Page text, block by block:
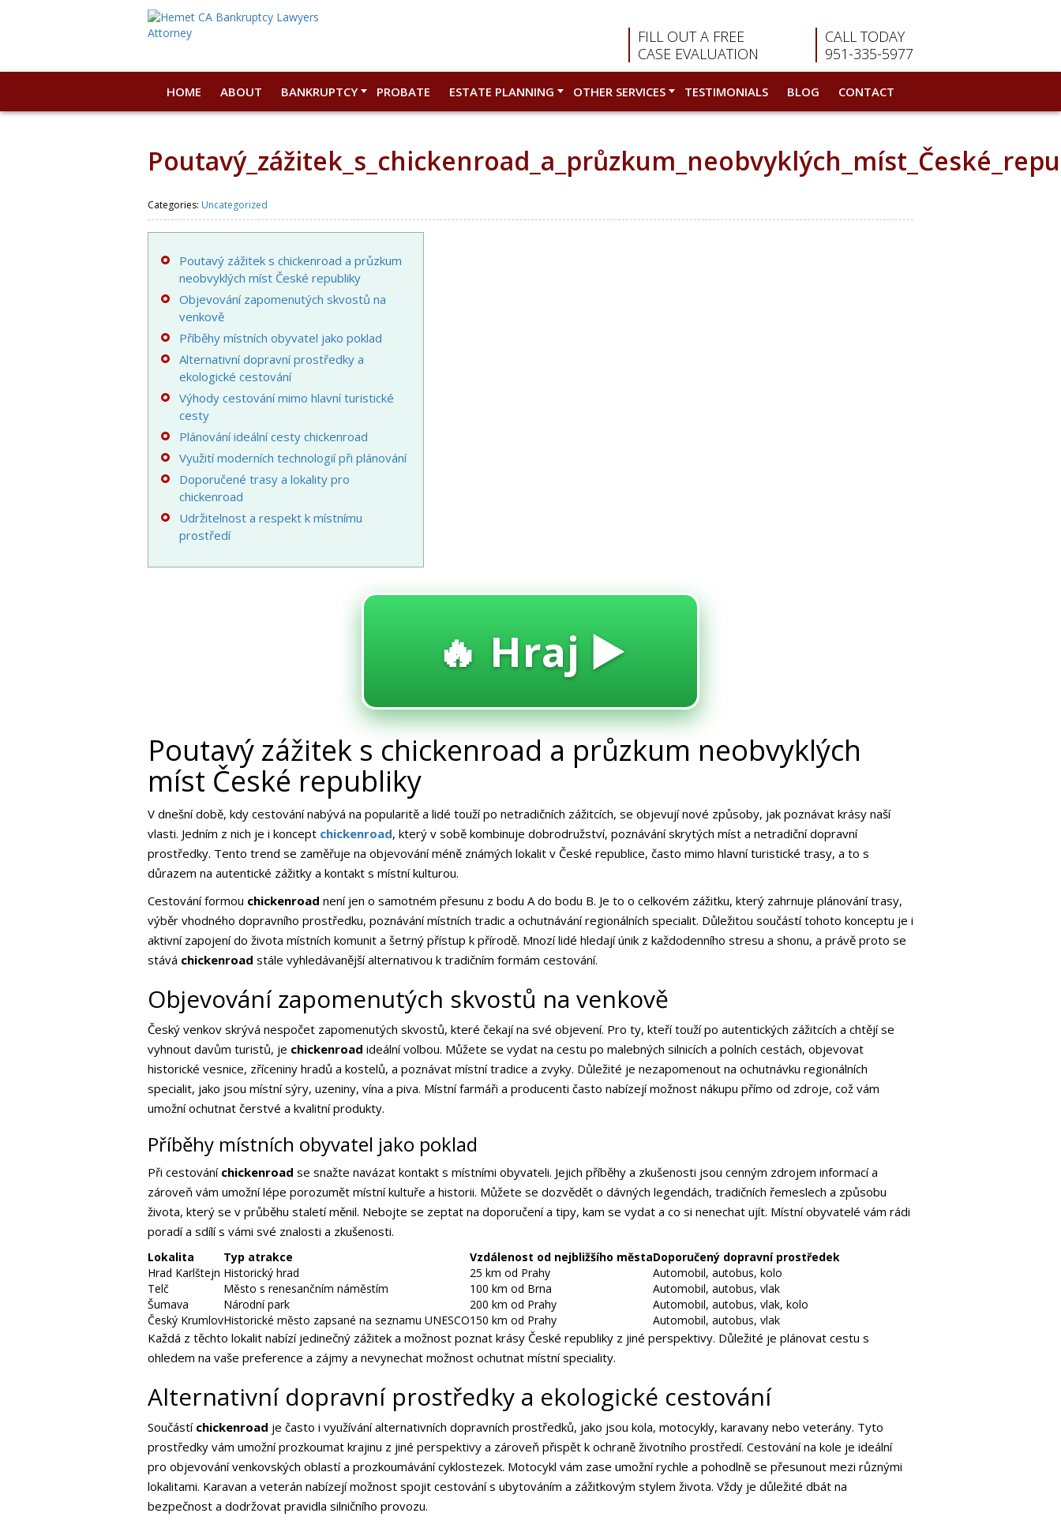
FILL OUT A FREE
CASE EVALUATION
CALL TODAY
951-335-5977
HOME ABOUT BANKRUPTCY PROBATE ESTATE PLANNING OTHER SERVICES TESTIMONIALS BLOG CONTACT
Categories: Uncategorized
Poutavý zážitek s chickenroad a průzkum
neobvyklých míst České republiky
Objevování zapomenutých skvostů na
venkově
Příběhy místních obyvatel jako poklad
Alternativní dopravní prostředky a
ekologické cestování
Výhody cestování mimo hlavní turistické
cesty
Plánování ideální cesty chickenroad
Využití moderních technologií při plánování
Doporučené trasy a lokality pro
chickenroad
Udržitelnost a respekt k místnímu
prostředí
🔥 Hraj ▶️
Poutavý zážitek s chickenroad a průzkum neobvyklých
míst České republiky
V dnešní době, kdy cestování nabývá na popularitě a lidé touží po netradičních zážitcích, se objevují nové způsoby, jak poznávat krásy naší
vlasti. Jedním z nich je i koncept chickenroad, který v sobě kombinuje dobrodružství, poznávání skrytých míst a netradiční dopravní
prostředky. Tento trend se zaměřuje na objevování méně známých lokalit v České republice, často mimo hlavní turistické trasy, a to s
důrazem na autentické zážitky a kontakt s místní kulturou.
Cestování formou chickenroad není jen o samotném přesunu z bodu A do bodu B. Je to o celkovém zážitku, který zahrnuje plánování trasy,
výběr vhodného dopravního prostředku, poznávání místních tradic a ochutnávání regionálních specialit. Důležitou součástí tohoto konceptu je i
aktivní zapojení do života místních komunit a šetrný přístup k přírodě. Mnozí lidé hledají únik z každodenního stresu a shonu, a právě proto se
stává chickenroad stále vyhledávanější alternativou k tradičním formám cestování.
Objevování zapomenutých skvostů na venkově
Český venkov skrývá nespočet zapomenutých skvostů, které čekají na své objevení. Pro ty, kteří touží po autentických zážitcích a chtějí se
vyhnout davům turistů, je chickenroad ideální volbou. Můžete se vydat na cestu po malebných silnicích a polních cestách, objevovat
historické vesnice, zříceniny hradů a kostelů, a poznávat místní tradice a zvyky. Důležité je nezapomenout na ochutnávku regionálních
specialit, jako jsou místní sýry, uzeniny, vína a piva. Místní farmáři a producenti často nabízejí možnost nákupu přímo od zdroje, což vám
umožní ochutnat čerstvé a kvalitní produkty.
Příběhy místních obyvatel jako poklad
Při cestování chickenroad se snažte navázat kontakt s místními obyvateli. Jejich příběhy a zkušenosti jsou cenným zdrojem informací a
zároveň vám umožní lépe porozumět místní kultuře a historii. Můžete se dozvědět o dávných legendách, tradičních řemeslech a způsobu
života, který se v průběhu staletí měnil. Nebojte se zeptat na doporučení a tipy, kam se vydat a co si nenechat ujít. Místní obyvatelé vám rádi
poradí a sdílí s vámi své znalosti a zkušenosti.
Lokalita Typ atrakce Vzdálenost od nejbližšího městaDoporučený dopravní prostředek
Hrad Karlštejn Historický hrad 25 km od Prahy
Automobil, autobus, kolo
Telč
Město s renesančním náměstím 100 km od Brna
Automobil, autobus, vlak
Šumava
Národní park 200 km od Prahy
Automobil, autobus, vlak, kolo
Český KrumlovHistorické město zapsané na seznamu UNESCO150 km od Prahy Automobil, autobus, vlak
Každá z těchto lokalit nabízí jedinečný zážitek a možnost poznat krásy České republiky z jiné perspektivy. Důležité je plánovat cestu s
ohledem na vaše preference a zájmy a nevynechat možnost ochutnat místní speciality.
Alternativní dopravní prostředky a ekologické cestování
Součástí chickenroad je často i využívání alternativních dopravních prostředků, jako jsou kola, motocykly, karavany nebo veterány. Tyto
prostředky vám umožní prozkoumat krajinu z jiné perspektivy a zároveň přispět k ochraně životního prostředí. Cestování na kole je ideální
pro objevování venkovských oblastí a prozkoumávání cyklostezek. Motocykl vám zase umožní rychle a pohodlně se přesunout mezi různými
lokalitami. Karavan a veterán nabízejí možnost spojit cestování s ubytováním a zážitkovým stylem života. Vždy je důležité dbát na
bezpečnost a dodržovat pravidla silničního provozu.